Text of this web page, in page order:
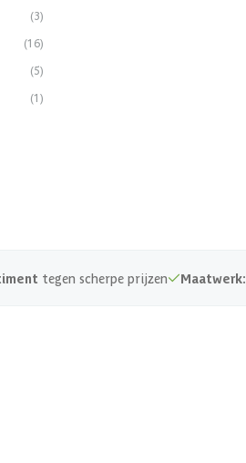
(3)
(16)
(5)
(1)
tegen scherpe prijzen Maatwerk: